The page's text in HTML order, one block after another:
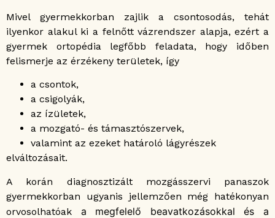
Mivel gyermekkorban zajlik a csontosodás, tehát
ilyenkor alakul ki a felnőtt vázrendszer alapja, ezért a
gyermek ortopédia legfőbb feladata, hogy időben
felismerje az érzékeny területek, így
a csontok,
a csigolyák,
az ízületek,
a mozgató- és támasztószervek,
valamint az ezeket határoló lágyrészek
elváltozásait.
A korán diagnosztizált mozgásszervi panaszok
gyermekkorban ugyanis jellemzően még hatékonyan
orvosolhatóak a megfelelő beavatkozásokkal és a